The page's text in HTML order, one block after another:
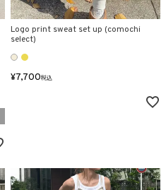
〜
Logo print sweat set up (comochi
select)
¥7,700税込